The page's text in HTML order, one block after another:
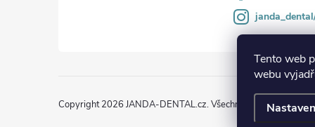
Tento web
webu
Copyright 2026 JANDA-DENTAL.cz. Všechna práva